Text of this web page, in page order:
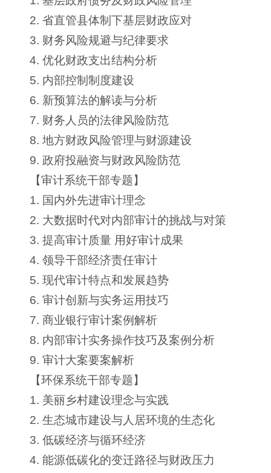
2. 省直管县体制下基层财政应对
3. 财务风险规避与纪律要求
4. 优化财政支出结构分析
5. 内部控制制度建设
6. 新预算法的解读与分析
7. 财务人员的法律风险防范
8. 地方财政风险管理与财源建设
9. 政府投融资与财政风险防范
【审计系统干部专题】
1. 国内外先进审计理念
2. 大数据时代对内部审计的挑战与对策
3. 提高审计质量 用好审计成果
4. 领导干部经济责任审计
5. 现代审计特点和发展趋势
6. 审计创新与实务运用技巧
7. 商业银行审计案例解析
8. 内部审计实务操作技巧及案例分析
9. 审计大案要案解析
【环保系统干部专题】
1. 美丽乡村建设理念与实践
2. 生态城市建设与人居环境的生态化
3. 低碳经济与循环经济
4. 能源低碳化的变迁路径与财政压力